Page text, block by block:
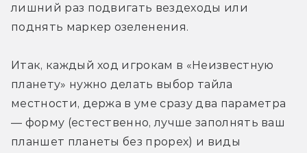
лишний раз подвигать вездеходы или
поднять маркер озеленения.
Итак, каждый ход игрокам в «Неизвестную
планету» нужно делать выбор тайла
местности, держа в уме сразу два параметра
— форму (естественно, лучше заполнять ваш
планшет планеты без прорех) и виды